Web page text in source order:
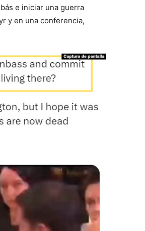
e iniciar una guerra
y en una conferencia,